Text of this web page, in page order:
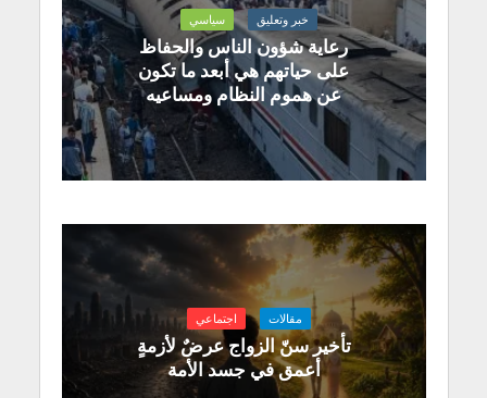
خبر وتعليق سياسي
رعاية شؤون الناس والحفاظ
على حياتهم هي أبعد ما تكون
عن هموم النظام ومساعيه
مقالات اجتماعي
تأخير سنّ الزواج عرضٌ لأزمةٍ
أعمق في جسد الأمة